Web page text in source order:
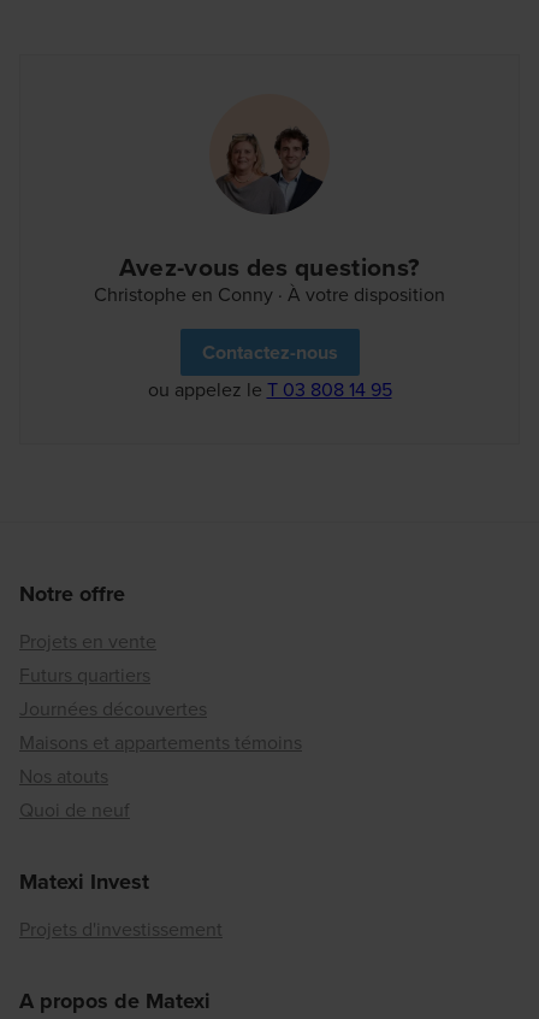
Avez-vous des questions?
Christophe en Conny · À votre disposition
Contactez-nous
ou appelez le T 03 808 14 95
Notre offre
Projets en vente
Futurs quartiers
Journées découvertes
Maisons et appartements témoins
Nos atouts
Quoi de neuf
Matexi Invest
Projets d'investissement
A propos de Matexi